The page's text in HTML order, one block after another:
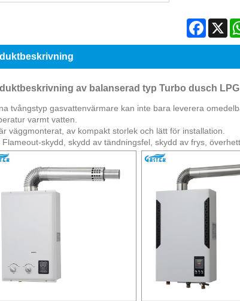
X
av balanserad typ Turbo dusch
tvångstyp gasvattenvärmare kan inte bara leverera
varmt vatten.
väggmonterat, av kompakt storlek och lätt för installation.
Flameout-skydd, skydd av tändningsfel, skydd av frys,